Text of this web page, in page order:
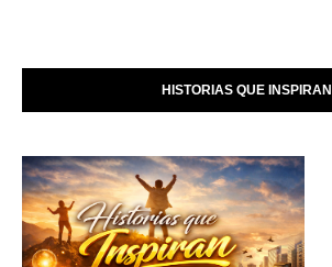
HISTORIAS QUE INSPIRAN